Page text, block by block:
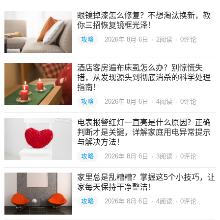
眼镜掉漆怎么修复？不想淘汰换新，教
你三招恢复镜框光泽！
攻略 2026年 8月 6日 · 2阅读 · 0评论
酒店客房遍布床虱怎么办？别惊慌失
措，从发现源头到彻底消杀的科学处理
指南！
攻略 2026年 8月 6日 · 4阅读 · 0评论
电表报警红灯一直亮是什么原因？正确
判断才是关键，详解家庭用电异常提示
与解决方法！
攻略 2026年 8月 6日 · 3阅读 · 0评论
家里总是乱糟糟？掌握这5个小技巧，让
家每天保持干净整洁！
攻略 2026年 8月 6日 · 4阅读 · 0评论